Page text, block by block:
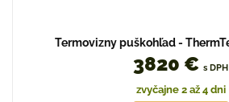
Termovizny puškohľad -
3820 € s DPH
zvyčajne 2 až 4 dni